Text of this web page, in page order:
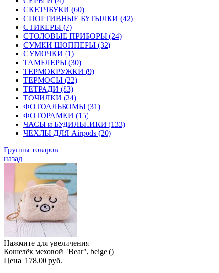
СКЕТЧБУКИ (60)
СПОРТИВНЫЕ БУТЫЛКИ (42)
СТИКЕРЫ (7)
СТОЛОВЫЕ ПРИБОРЫ (24)
СУМКИ ШОППЕРЫ (32)
СУМОЧКИ (1)
ТАМБЛЕРЫ (30)
ТЕРМОКРУЖКИ (9)
ТЕРМОСЫ (22)
ТЕТРАДИ (83)
ТОЧИЛКИ (24)
ФОТОАЛЬБОМЫ (31)
ФОТОРАМКИ (15)
ЧАСЫ и БУДИЛЬНИКИ (133)
ЧЕХЛЫ ДЛЯ Airpods (20)
Группы товаров
назад
Нажмите для увеличения
Кошелёк меховой "Bear", beige ()
Цена: 178.00 руб.